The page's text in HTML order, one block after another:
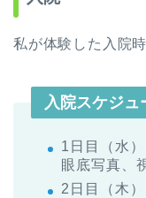
私が体験した入院
入院スケジュ
1日目（水
眼底写真、
2日目（木